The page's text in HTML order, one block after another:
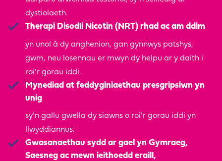
dystiolaeth.
Therapi Disodli Nicotin (NRT) rhad ac am ddim
yn unol â dy anghenion, gan gynnwys patshys,
gwm, neu losennau er mwyn dy helpu ar y daith i
roi’r gorau iddi.
Mynediad at feddyginiaethau presgripsiwn yn
unig
sy’n gallu gwella dy siawns o roi’r gorau iddi yn
llwyddiannus.
Gwasanaethau sydd ar gael yn Gymraeg,
Saesneg ac mewn ieithoedd eraill,